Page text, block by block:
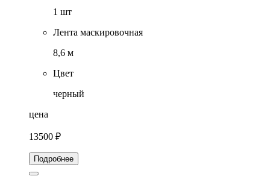
1 шт
Лента маскировочная
8,6 м
Цвет
черный
цена
13500 ₽
Подробнее